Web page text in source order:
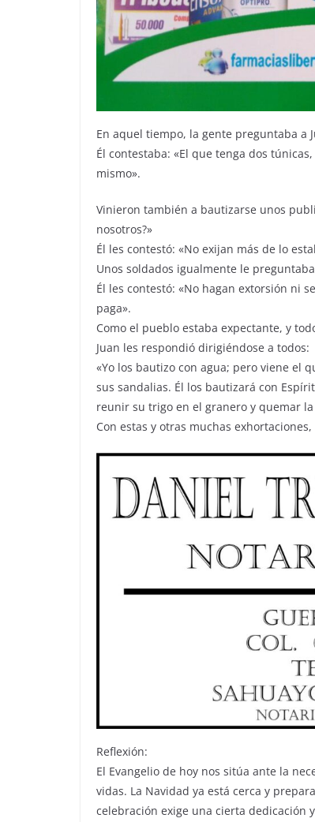
En aquel tiempo, la gente preguntaba a
Él contestaba: «El que tenga dos
mismo».
Vinieron también a bautizarse unos
nosotros?»
Él les contestó: «No exijan más de lo
Unos soldados igualmente le
Él les contestó: «No hagan extorsión ni
paga».
Como el pueblo estaba expectante, y
Juan les respondió dirigiéndose a todos:
«Yo los bautizo con agua; pero viene el
sus sandalias. Él los bautizará con
reunir su trigo en el granero y quemar
Con estas y otras muchas
Reflexión:
El Evangelio de hoy nos sitúa ante la
vidas. La Navidad ya está cerca y
celebración exige una cierta dedicación